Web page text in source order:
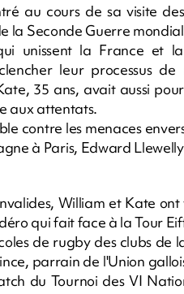
au cours de sa visite
la Seconde Guerre
unissent la France et
leur processus
35 ans, avait aussi
aux attentats.
contre les menaces
à Paris, Edward
William et Kate ont
qui fait face à la Tour
de rugby des clubs
parrain de l'Union
du Tournoi des VI